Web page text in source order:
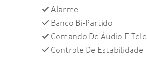
Alarme
Banco Bi-Partido
Comando De Áudio E
Controle De Estabilidade